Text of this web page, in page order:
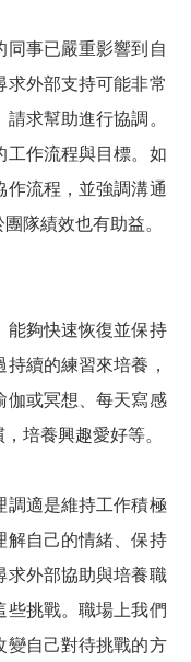
同事已嚴重影響到自
求外部支持可能非常
求幫助進行協調。
工作流程與目標。如
作流程，並強調溝通
隊績效也有助益。
能夠快速恢復並保持
續的練習來培養，
伽或冥想、每天寫感
培養興趣愛好等。
調適是維持工作積極
解自己的情緒、保持
求外部協助與培養職
些挑戰。職場上我們
變自己對待挑戰的方